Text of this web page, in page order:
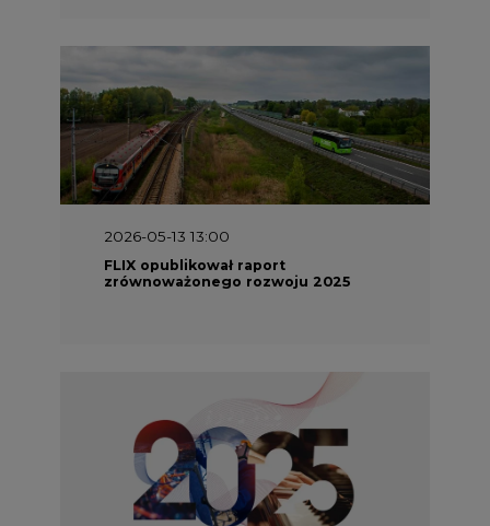
2026-05-13 13:00
FLIX opublikował raport
zrównoważonego rozwoju 2025